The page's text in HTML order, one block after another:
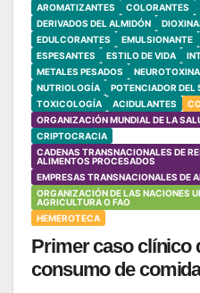
AROMATIZANTES
COLORANTES
DERIVADOS DEL ALMIDÓN
EDULCORANTES
EMULSIONANTE
ESPESANTES
ESTILO DE VIDA
METALES PESADOS
NUTRIOLOGÍA
POTENCIADOR DEL
TOXICOLOGÍA
ACIDULANTES
ORGANIZACIÓN MUNDIAL DE LA
CRIPTOCRACIA
CADENAS TRANSNACIONALES DE
ALIMENTOS PROCESADOS
EMPRESAS TRANSNACIONALES DE
ORGANIZACIÓN DE LAS NACIONES
AGRICULTURA O FAO
HEMEROTECA
Primer caso clínico
consumo de